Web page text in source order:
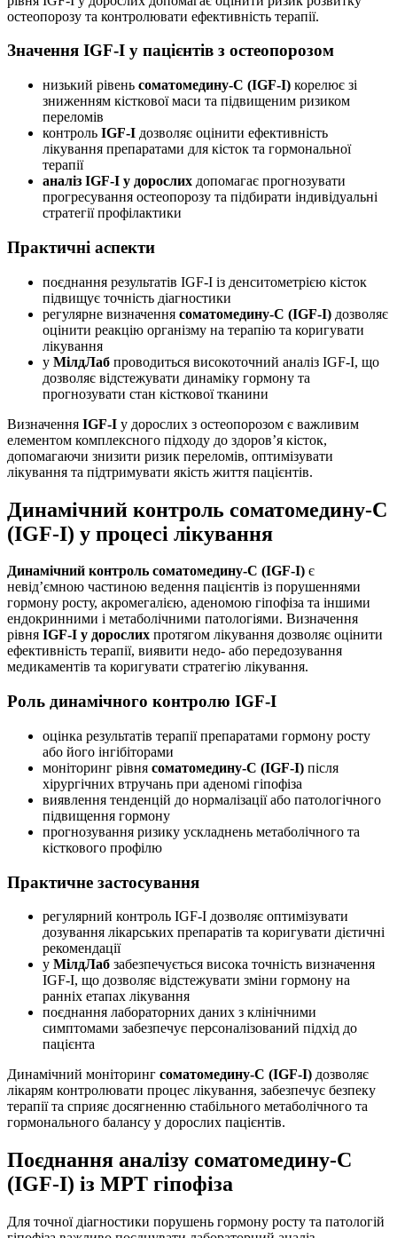
остеопорозу та контролювати ефективність терапії.
Значення IGF-I у пацієнтів з остеопорозом
низький рівень соматомедину-С (IGF-I) корелює зі
зниженням кісткової маси та підвищеним ризиком
переломів
контроль IGF-I дозволяє оцінити ефективність
лікування препаратами для кісток та гормональної
терапії
аналіз IGF-I у дорослих допомагає прогнозувати
прогресування остеопорозу та підбирати індивідуальні
стратегії профілактики
Практичні аспекти
поєднання результатів IGF-I із денситометрією кісток
підвищує точність діагностики
регулярне визначення соматомедину-С (IGF-I) дозволяє
оцінити реакцію організму на терапію та коригувати
лікування
у МілдЛаб проводиться високоточний аналіз IGF-I, що
дозволяє відстежувати динаміку гормону та
прогнозувати стан кісткової тканини
Визначення IGF-I у дорослих з остеопорозом є важливим
елементом комплексного підходу до здоров’я кісток,
допомагаючи знизити ризик переломів, оптимізувати
лікування та підтримувати якість життя пацієнтів.
Динамічний контроль соматомедину-С
(IGF-I) у процесі лікування
Динамічний контроль соматомедину-С (IGF-I) є
невід’ємною частиною ведення пацієнтів із порушеннями
гормону росту, акромегалією, аденомою гіпофіза та іншими
ендокринними і метаболічними патологіями. Визначення
рівня IGF-I у дорослих протягом лікування дозволяє оцінити
ефективність терапії, виявити недо- або передозування
медикаментів та коригувати стратегію лікування.
Роль динамічного контролю IGF-I
оцінка результатів терапії препаратами гормону росту
або його інгібіторами
моніторинг рівня соматомедину-С (IGF-I) після
хірургічних втручань при аденомі гіпофіза
виявлення тенденцій до нормалізації або патологічного
підвищення гормону
прогнозування ризику ускладнень метаболічного та
кісткового профілю
Практичне застосування
регулярний контроль IGF-I дозволяє оптимізувати
дозування лікарських препаратів та коригувати дієтичні
рекомендації
у МілдЛаб забезпечується висока точність визначення
IGF-I, що дозволяє відстежувати зміни гормону на
ранніх етапах лікування
поєднання лабораторних даних з клінічними
симптомами забезпечує персоналізований підхід до
пацієнта
Динамічний моніторинг соматомедину-С (IGF-I) дозволяє
лікарям контролювати процес лікування, забезпечує безпеку
терапії та сприяє досягненню стабільного метаболічного та
гормонального балансу у дорослих пацієнтів.
Поєднання аналізу соматомедину-С
(IGF-I) із МРТ гіпофіза
Для точної діагностики порушень гормону росту та патологій